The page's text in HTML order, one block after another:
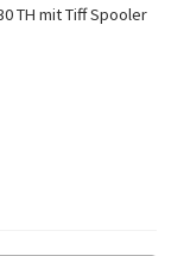
TH mit Tiff Spooler